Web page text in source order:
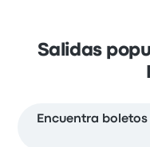
Salidas
Encuentra